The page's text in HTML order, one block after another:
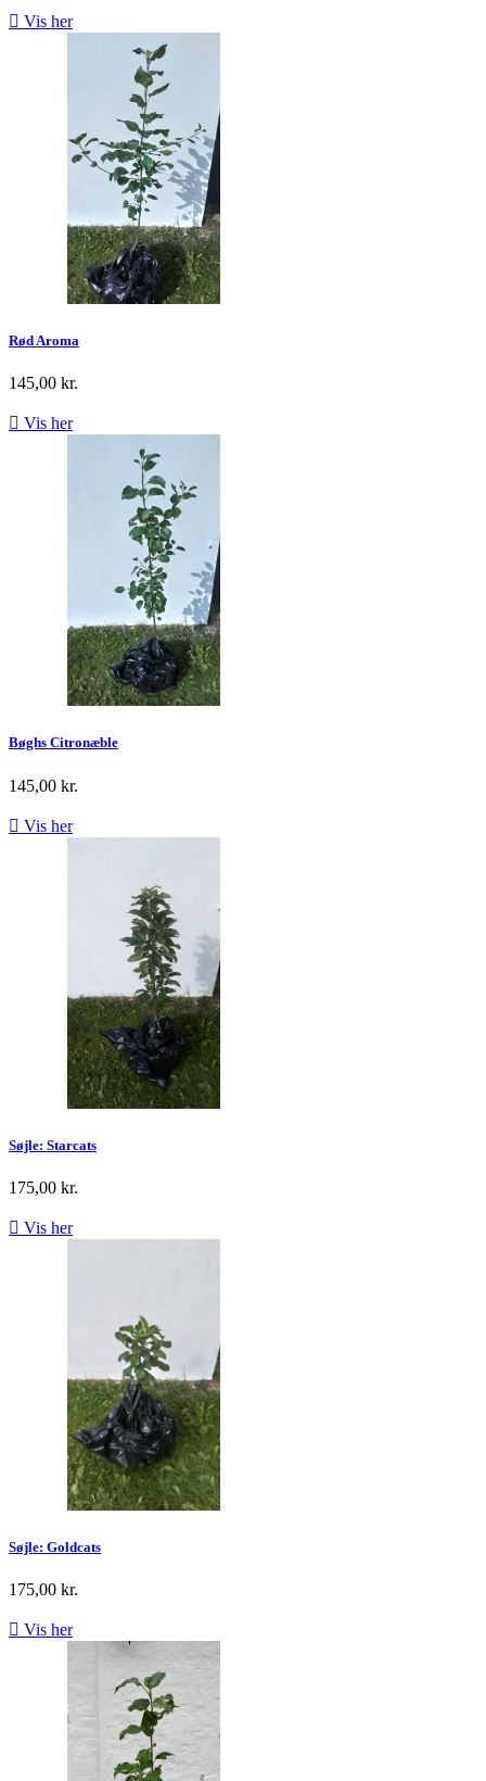
 Vis her
Rød Aroma
145,00 kr.
 Vis her
Bøghs Citronæble
145,00 kr.
 Vis her
Søjle: Starcats
175,00 kr.
 Vis her
Søjle: Goldcats
175,00 kr.
 Vis her